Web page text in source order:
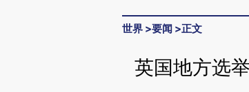
世界 >要闻 >正文
英国地方选